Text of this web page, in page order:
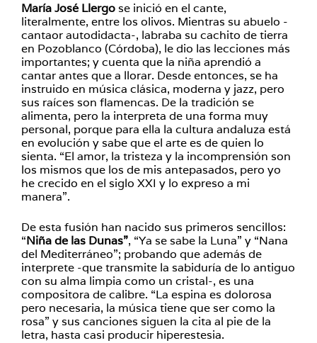
María José Llergose inició en el cante,
literalmente, entre los olivos. Mientras su abuelo -
cantaor autodidacta-, labraba su cachito de tierra
en Pozoblanco (Córdoba), le dio las lecciones más
importantes; y cuenta que la niña aprendió a
cantar antes que a llorar. Desde entonces, se ha
instruido en música clásica, moderna y jazz, pero
sus raíces son flamencas. De la tradición se
alimenta, pero la interpreta de una forma muy
personal, porque para ella la cultura andaluza está
en evolución y sabe que el arte es de quien lo
sienta. “El amor, la tristeza y la incomprensión son
los mismos que los de mis antepasados, pero yo
he crecido en el siglo XXI y lo expreso a mi
manera”.
De esta fusión han nacido sus primeros sencillos:
“Niña de las Dunas”, “Ya se sabe la Luna” y “Nana
del Mediterráneo”; probando que además de
interprete -que transmite la sabiduría de lo antiguo
con su alma limpia como un cristal-, es una
compositora de calibre. “La espina es dolorosa
pero necesaria, la música tiene que ser como la
rosa” y sus canciones siguen la cita al pie de la
letra, hasta casi producir hiperestesia.